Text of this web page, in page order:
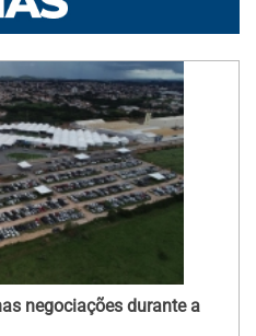
negociações durante a